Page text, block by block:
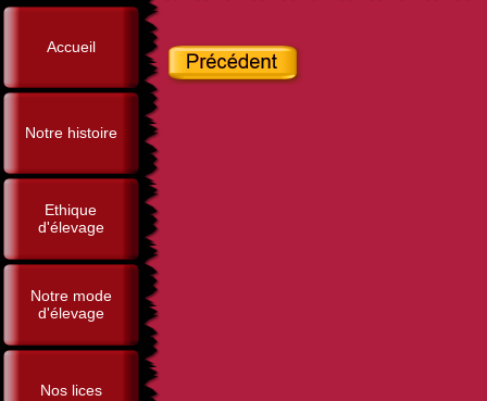
Accueil
Notre histoire
Ethique
d'élevage
Notre mode
d'élevage
Nos lices